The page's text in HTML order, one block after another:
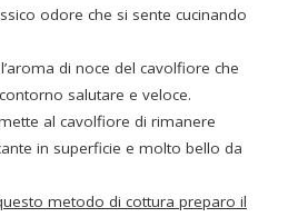
odore che si sente cucinando
di noce del cavolfiore che
salutare e veloce.
al cavolfiore di rimanere
in superficie e molto bello da
metodo di cottura preparo il